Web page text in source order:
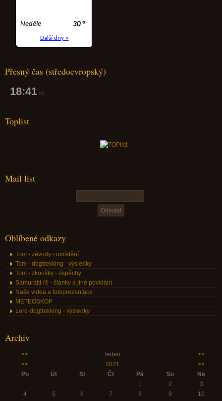
Přesný čas (středoevropský)
18:41 01
Toplist
Mail list
Oblíbené odkazy
Tom - závody - umístění
Tom - dogtrekking - výsledky
Tom - zkoušky - úspěchy
Samurajtt 侍 - články a jiné povídání
Naše videa a fotoprezentace
METEOSKOP
Lord-dogtrekking - výsledky
Archiv
<< leden
>>
<<
2021
>>
Po
Út St Čt Pá So
Ne
1
2
3
4
5 6 7 8 9
10